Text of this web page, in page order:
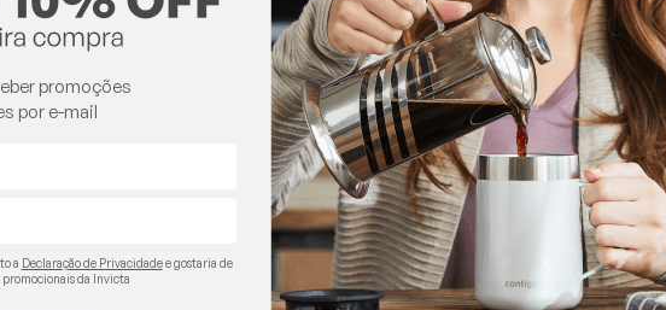
canecas térmicas
promoções
por e-mail
a Declaração de Privacidadee gostaria de
da Invicta